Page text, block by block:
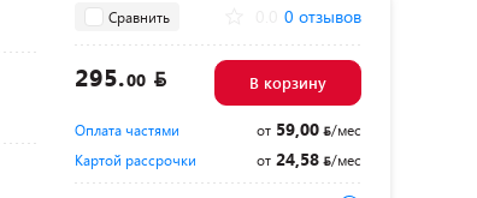
Сравнить 0 отзывов
295.00 В корзину
Оплата частями от59,00
/мес
Картой рассрочки
от24,58 /мес